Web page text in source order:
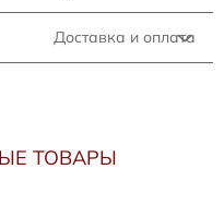
Доставка и оплата
ТОВАРЫ